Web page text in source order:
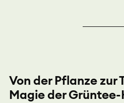
Von der Pflanze zur
Magie der